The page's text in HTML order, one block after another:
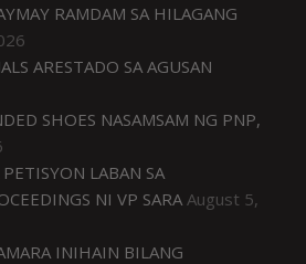
RAMDAM SA HILAGANG
ARESTADO SA AGUSAN
SHOES NASAMSAM NG PNP,
LABAN SA
NI VP SARA August 5,
INIHAIN BILANG